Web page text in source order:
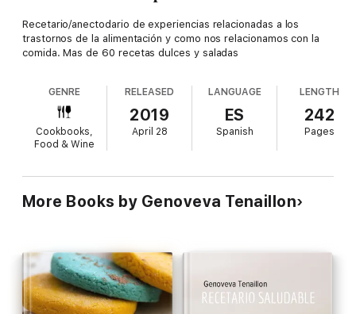
Recetario/anectodario de experiencias relacionadas a los
trastornos de la alimentación y como nos relacionamos con la
comida. Mas de 60 recetas dulces y saladas
GENRE
Cookbooks,
Food & Wine
RELEASED
2019
April 28
LANGUAGE
ES
Spanish
LENGTH
242
Pages
More Books by Genoveva Tenaillon